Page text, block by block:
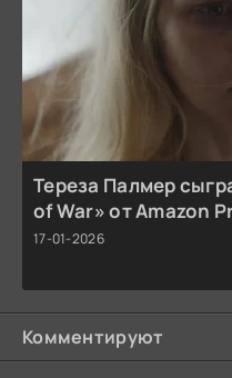
Тереза Палмер
of War» от Amazon
17-01-2026
Комментируют